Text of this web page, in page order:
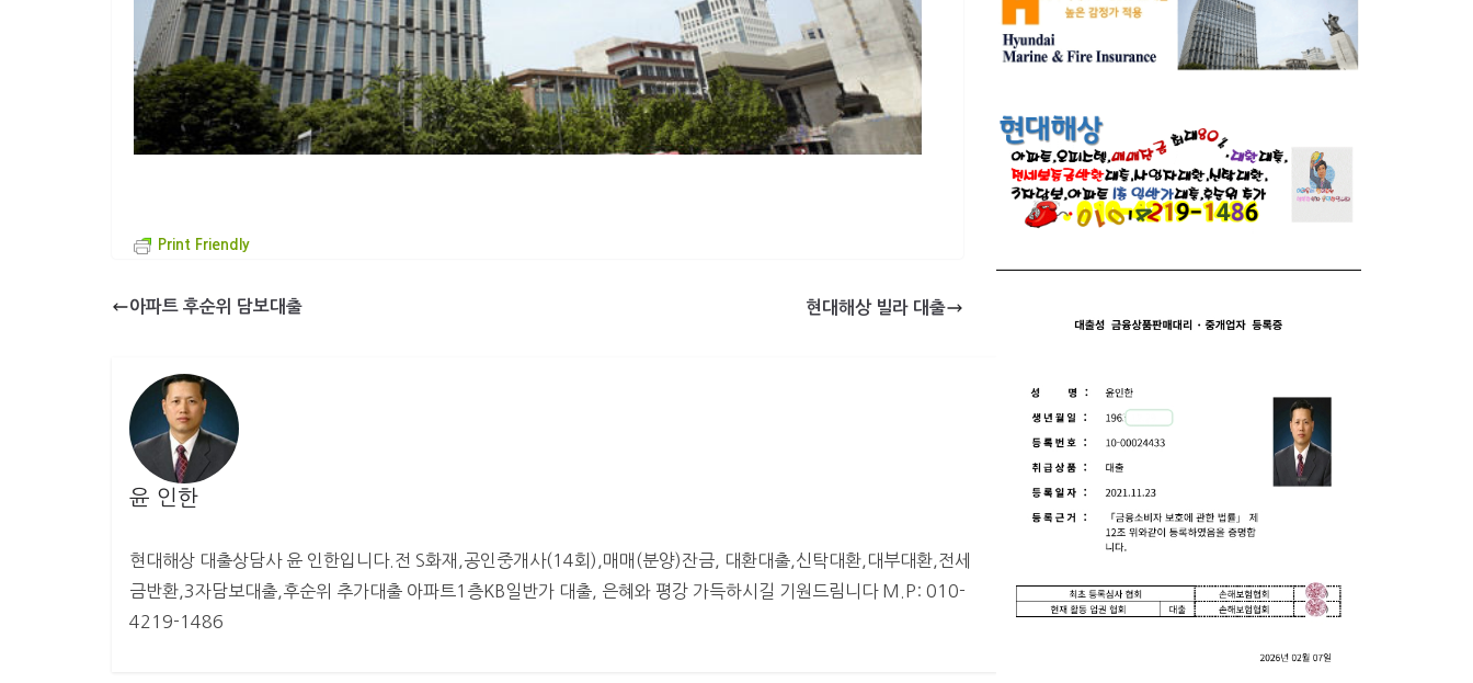
Print Friendly
아파트 후순위 담보대출 현대해상 빌라 대출
윤 인한
현대해상 대출상담사 윤 인한입니다.전 S화재,공인중개사(14회),매매(분양)잔금, 대환대출,신탁대환,대부대환,전세
금반환,3자담보대출,후순위 추가대출 아파트1층KB일반가 대출, 은혜와 평강 가득하시길 기원드림니다 M.P: 010-
4219-1486